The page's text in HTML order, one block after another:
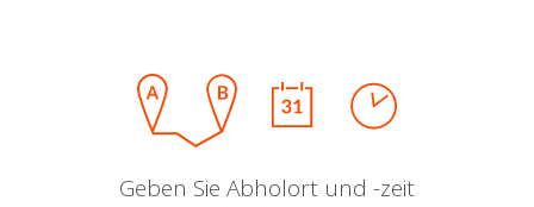
Geben Sie Abholort und -zeit